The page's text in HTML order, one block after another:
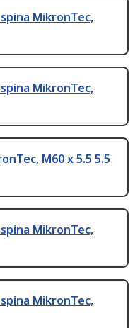
MikronTec,
MikronTec,
M60 x 5.5 5.5
MikronTec,
MikronTec,